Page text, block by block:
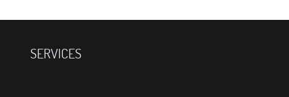
SERVICES